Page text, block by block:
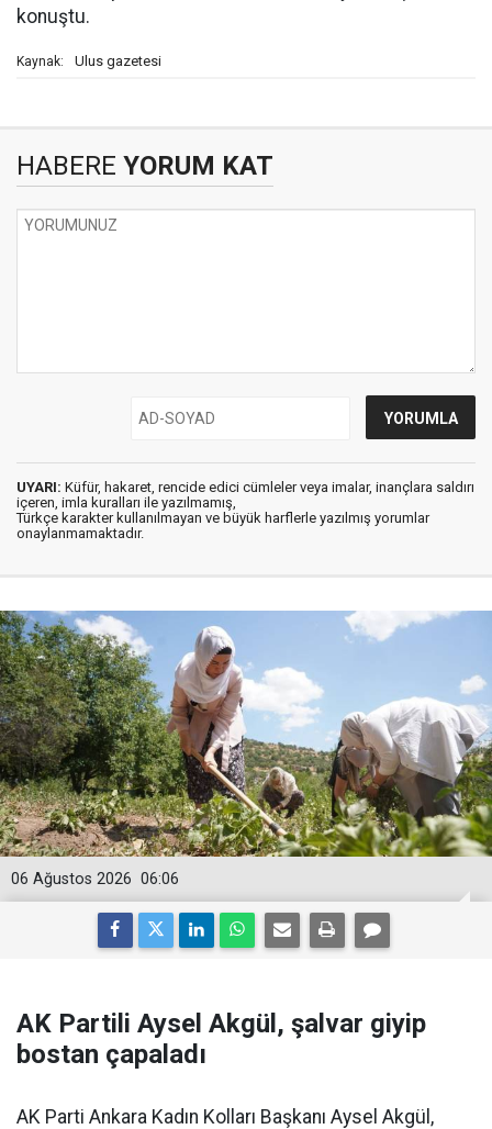
konuştu.
Kaynak: Ulus gazetesi
HABERE YORUM KAT
UYARI: Küfür, hakaret, rencide edici cümleler veya imalar, inançlara saldırı
içeren, imla kuralları ile yazılmamış,
Türkçe karakter kullanılmayan ve büyük harflerle yazılmış yorumlar
onaylanmamaktadır.
06:06
06 Ağustos 2026
AK Partili Aysel Akgül, şalvar giyip
bostan çapaladı
AK Parti Ankara Kadın Kolları Başkanı Aysel Akgül,